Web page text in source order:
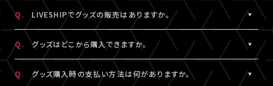
ご注意ください。
※ご利用になった投げ銭は「マイページ」内「投げ銭履歴」よりご
確認いただけます。
Q. LIVESHIPでグッズの販売はありますか。
グッズの販売有無は各配信により異なります。
Q. グッズはどこから購入できますか。
各配信視聴ページなどでご購入いただけます。
LIVESHIPにご登録のA!-ID（メールアドレス）でログインのうえ、ご
Q. グッズ購入時の支払い方法は何がありますか。